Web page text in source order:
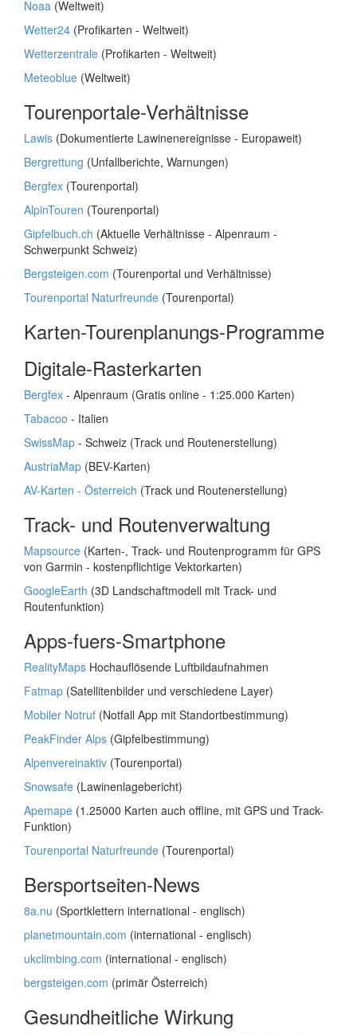
Noaa (Weltweit)
Wetter24 (Profikarten - Weltweit)
Wetterzentrale (Profikarten - Weltweit)
Meteoblue (Weltweit)
Tourenportale-Verhältnisse
Lawis (Dokumentierte Lawinenereignisse - Europaweit)
Bergrettung (Unfallberichte, Warnungen)
Bergfex (Tourenportal)
AlpinTouren (Tourenportal)
Gipfelbuch.ch (Aktuelle Verhältnisse - Alpenraum -
Schwerpunkt Schweiz)
Bergsteigen.com (Tourenportal und Verhältnisse)
Tourenportal Naturfreunde (Tourenportal)
Karten-Tourenplanungs-Programme
Digitale-Rasterkarten
Bergfex - Alpenraum (Gratis online - 1:25.000 Karten)
Tabacoo - Italien
SwissMap - Schweiz (Track und Routenerstellung)
AustriaMap (BEV-Karten)
AV-Karten - Österreich (Track und Routenerstellung)
Track- und Routenverwaltung
Mapsource (Karten-, Track- und Routenprogramm für GPS
von Garmin - kostenpflichtige Vektorkarten)
GoogleEarth (3D Landschaftmodell mit Track- und
Routenfunktion)
Apps-fuers-Smartphone
RealityMaps Hochauflösende Luftbildaufnahmen
Fatmap (Satellitenbilder und verschiedene Layer)
Mobiler Notruf (Notfall App mit Standortbestimmung)
PeakFinder Alps (Gipfelbestimmung)
Alpenvereinaktiv (Tourenportal)
Snowsafe (Lawinenlagebericht)
Apemape (1.25000 Karten auch offline, mit GPS und Track-
Funktion)
Tourenportal Naturfreunde (Tourenportal)
Bersportseiten-News
8a.nu (Sportklettern international - englisch)
planetmountain.com (international - englisch)
ukclimbing.com (international - englisch)
bergsteigen.com (primär Österreich)
Gesundheitliche Wirkung